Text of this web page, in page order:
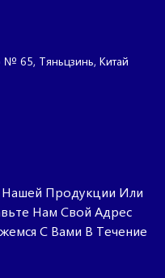
65, Тяньцзинь, Китай
Продукции Или
Нам Свой Адрес
С Вами В Течение